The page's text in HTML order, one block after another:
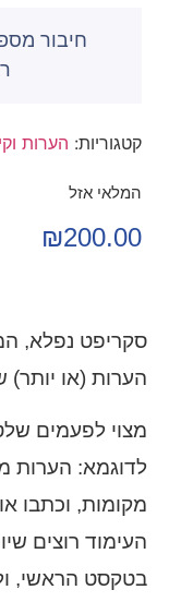
חיבור
קטגוריות: הערות
המלאי אזל
₪200.00
סקריפט נפלא,
הערות (או
מצוי לפעמים
לדוגמא: הערות
מקומות, וכתבו
העימוד רוצים
בטקסט הראשי,